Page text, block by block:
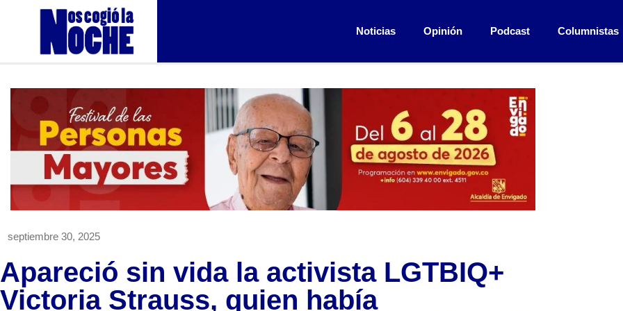
Noticias Opinión Podcast Columnistas
septiembre 30, 2025
Apareció sin vida la activista LGTBIQ+
Victoria Strauss, quien había